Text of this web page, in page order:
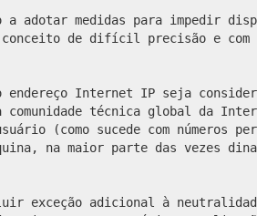
adotar medidas para impedir
de difícil precisão e com
Internet IP seja
técnica global da
(como sucede com números
na maior parte das vezes
exceção adicional à